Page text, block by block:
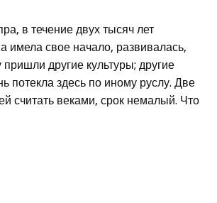
в течение двух тысяч лет
имела свое начало, развивалась,
другие культуры; другие
потекла здесь по иному руслу. Две
считать веками, срок немалый. Что